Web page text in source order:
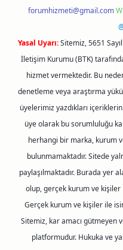
forumhizmeti@gmail.com
Yasal Uyarı:Sitemiz, 5651
İletişim Kurumu (BTK)
hizmet vermektedir. Bu
denetleme veya araştırma
üyelerimiz yazdıkları
üye olarak bu sorumluluğu
herhangi bir marka, kurum
bulunmamaktadır. Sitede
paylaşılmaktadır. Burada yer
olup, gerçek kurum ve kişiler
Gerçek kurum ve kişiler ile
Sitemiz, kar amacı gütmeyen
platformudur. Hukuka ve